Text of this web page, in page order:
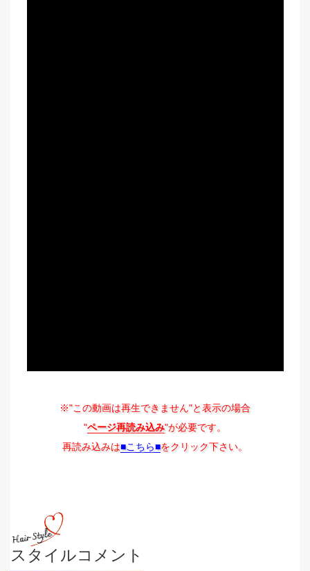
※"この動画は再生できません"と表示の場合
"ページ再読み込み"が必要です。
再読み込みは■こちら■をクリック下さい。
スタイルコメント